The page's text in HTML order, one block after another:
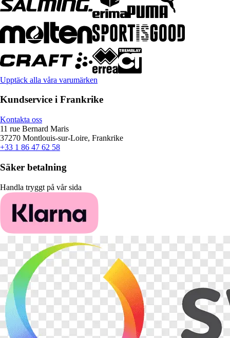
Upptäck alla våra varumärken
Kundservice i Frankrike
Kontakta oss
11 rue Bernard Maris
37270 Montlouis-sur-Loire, Frankrike
+33 1 86 47 62 58
Säker betalning
Handla tryggt på vår sida